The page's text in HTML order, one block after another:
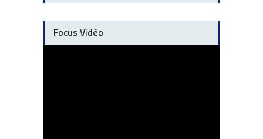
Focus Vidéo